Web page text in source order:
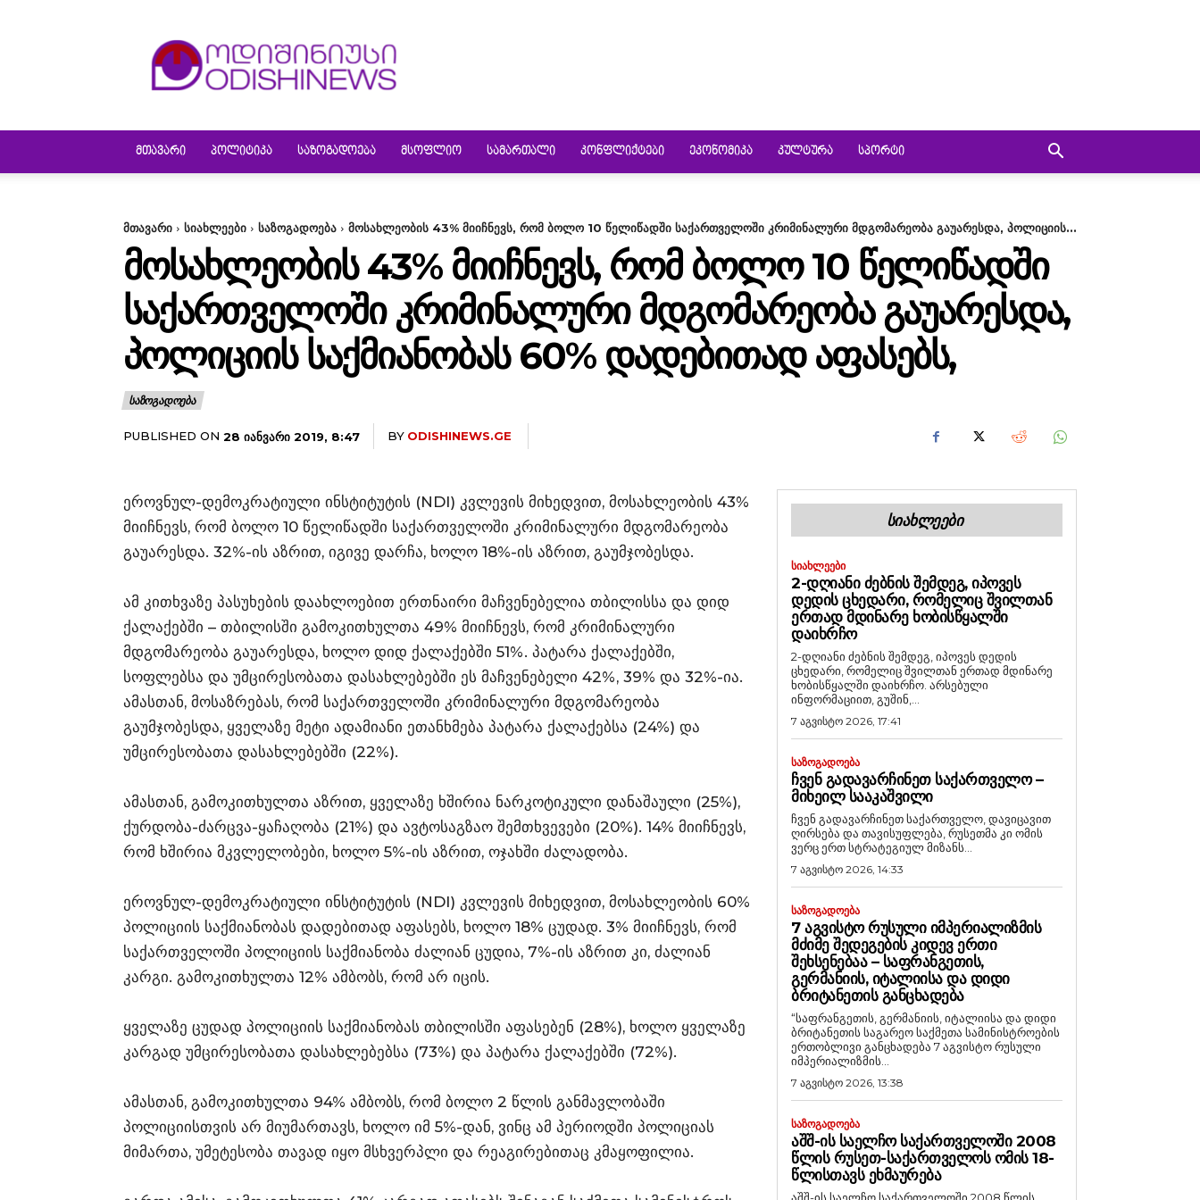
ᲛᲗᲐᲕᲐᲠᲘ ᲞᲝᲚᲘᲢᲘᲙᲐ ᲡᲐᲖᲝᲒᲐᲓᲝᲔᲑᲐ ᲛᲡᲝᲤᲚᲘᲝ ᲡᲐᲛᲐᲠᲗᲐᲚᲘ ᲙᲝᲜᲤᲚᲘᲥᲢᲔᲑᲘ ᲔᲙᲝᲜᲝᲛᲘᲙᲐ ᲙᲣᲚᲢᲣᲠᲐ ᲡᲞᲝᲠᲢᲘ
მთავარი სიახლეები საზოგადოება მოსახლეობის 43% მიიჩნევს, რომ ბოლო 10 წელიწადში საქართველოში კრიმინალური მდგომარეობა გაუარესდა, პოლიციის...
ᲛᲝᲡᲐᲮᲚᲔᲝᲑᲘᲡ 43% ᲛᲘᲘᲩᲜᲔᲕᲡ, ᲠᲝᲛ ᲑᲝᲚᲝ 10 ᲬᲔᲚᲘᲬᲐᲓᲨᲘ
ᲡᲐᲥᲐᲠᲗᲕᲔᲚᲝᲨᲘ ᲙᲠᲘᲛᲘᲜᲐᲚᲣᲠᲘ ᲛᲓᲒᲝᲛᲐᲠᲔᲝᲑᲐ ᲒᲐᲣᲐᲠᲔᲡᲓᲐ,
ᲞᲝᲚᲘᲪᲘᲘᲡ ᲡᲐᲥᲛᲘᲐᲜᲝᲑᲐᲡ 60% ᲓᲐᲓᲔᲑᲘᲗᲐᲓ ᲐᲤᲐᲡᲔᲑᲡ,
ᲡᲐᲖᲝᲒᲐᲓᲝᲔᲑᲐ
PUBLISHED ON 28 ᲘᲐᲜᲕᲐᲠᲘ 2019, 8:47 BY ODISHINEWS.GE
ეროვნულ-დემოკრატიული ინსტიტუტის (NDI) კვლევის მიხედვით, მოსახლეობის 43%
მიიჩნევს, რომ ბოლო 10 წელიწადში საქართველოში კრიმინალური მდგომარეობა
გაუარესდა. 32%-ის აზრით, იგივე დარჩა, ხოლო 18%-ის აზრით, გაუმჯობესდა.
ამ კითხვაზე პასუხების დაახლოებით ერთნაირი მაჩვენებელია თბილისსა და დიდ
ქალაქებში – თბილისში გამოკითხულთა 49% მიიჩნევს, რომ კრიმინალური
მდგომარეობა გაუარესდა, ხოლო დიდ ქალაქებში 51%. პატარა ქალაქებში,
სოფლებსა და უმცირესობათა დასახლებებში ეს მაჩვენებელი 42%, 39% და 32%-ია.
ამასთან, მოსაზრებას, რომ საქართველოში კრიმინალური მდგომარეობა
გაუმჯობესდა, ყველაზე მეტი ადამიანი ეთანხმება პატარა ქალაქებსა (24%) და
უმცირესობათა დასახლებებში (22%).
ამასთან, გამოკითხულთა აზრით, ყველაზე ხშირია ნარკოტიკული დანაშაული (25%),
ქურდობა-ძარცვა-ყაჩაღობა (21%) და ავტოსაგზაო შემთხვევები (20%). 14% მიიჩნევს,
რომ ხშირია მკვლელობები, ხოლო 5%-ის აზრით, ოჯახში ძალადობა.
​ეროვნულ-დემოკრატიული ინსტიტუტის (NDI) კვლევის მიხედვით, მოსახლეობის 60%
პოლიციის საქმიანობას დადებითად აფასებს, ხოლო 18% ცუდად. 3% მიიჩნევს, რომ
საქართველოში პოლიციის საქმიანობა ძალიან ცუდია, 7%-ის აზრით კი, ძალიან
კარგი. გამოკითხულთა 12% ამბობს, რომ არ იცის.
ყველაზე ცუდად პოლიციის საქმიანობას თბილისში აფასებენ (28%), ხოლო ყველაზე
კარგად უმცირესობათა დასახლებებსა (73%) და პატარა ქალაქებში (72%).
ამასთან, გამოკითხულთა 94% ამბობს, რომ ბოლო 2 წლის განმავლობაში
პოლიციისთვის არ მიუმართავს, ხოლო იმ 5%-დან, ვინც ამ პერიოდში პოლიციას
მიმართა, უმეტესობა თავად იყო მსხვერპლი და რეაგირებითაც კმაყოფილია.
ᲡᲘᲐᲮᲚᲔᲔᲑᲘ
ᲡᲘᲐᲮᲚᲔᲔᲑᲘ
2-ᲓᲦᲘᲐᲜᲘ ᲫᲔᲑᲜᲘᲡ ᲨᲔᲛᲓᲔᲒ, ᲘᲞᲝᲕᲔᲡ
ᲓᲔᲓᲘᲡ ᲪᲮᲔᲓᲐᲠᲘ, ᲠᲝᲛᲔᲚᲘᲪ ᲨᲕᲘᲚᲗᲐᲜ
ᲔᲠᲗᲐᲓ ᲛᲓᲘᲜᲐᲠᲔ ᲮᲝᲑᲘᲡᲬᲧᲐᲚᲨᲘ
ᲓᲐᲘᲮᲠᲩᲝ
2-დღიანი ძებნის შემდეგ, იპოვეს დედის
ცხედარი, რომელიც შვილთან ერთად მდინარე
ხობისწყალში დაიხრჩო. არსებული
ინფორმაციით, გუშინ,...
7 აგვისტო 2026, 17:41
ᲡᲐᲖᲝᲒᲐᲓᲝᲔᲑᲐ
ᲩᲕᲔᲜ ᲒᲐᲓᲐᲕᲐᲠᲩᲘᲜᲔᲗ ᲡᲐᲥᲐᲠᲗᲕᲔᲚᲝ –
ᲛᲘᲮᲔᲘᲚ ᲡᲐᲐᲙᲐᲨᲕᲘᲚᲘ
ჩვენ გადავარჩინეთ საქართველო, დავიცავით
ღირსება და თავისუფლება, რუსეთმა კი ომის
ვერც ერთ სტრატეგიულ მიზანს...
7 აგვისტო 2026, 14:33
ᲡᲐᲖᲝᲒᲐᲓᲝᲔᲑᲐ
7 ᲐᲒᲕᲘᲡᲢᲝ ᲠᲣᲡᲣᲚᲘ ᲘᲛᲞᲔᲠᲘᲐᲚᲘᲖᲛᲘᲡ
ᲛᲫᲘᲛᲔ ᲨᲔᲓᲔᲒᲔᲑᲘᲡ ᲙᲘᲓᲔᲕ ᲔᲠᲗᲘ
ᲨᲔᲮᲡᲔᲜᲔᲑᲐᲐ – ᲡᲐᲤᲠᲐᲜᲒᲔᲗᲘᲡ,
ᲒᲔᲠᲛᲐᲜᲘᲘᲡ, ᲘᲢᲐᲚᲘᲘᲡᲐ ᲓᲐ ᲓᲘᲓᲘ
ᲑᲠᲘᲢᲐᲜᲔᲗᲘᲡ ᲒᲐᲜᲪᲮᲐᲓᲔᲑᲐ
“საფრანგეთის, გერმანიის, იტალიისა და დიდი
ბრიტანეთის საგარეო საქმეთა სამინისტროების
ერთობლივი განცხადება 7 აგვისტო რუსული
იმპერიალიზმის...
7 აგვისტო 2026, 13:38
ᲡᲐᲖᲝᲒᲐᲓᲝᲔᲑᲐ
ᲐᲨᲨ-ᲘᲡ ᲡᲐᲔᲚᲩᲝ ᲡᲐᲥᲐᲠᲗᲕᲔᲚᲝᲨᲘ 2008
ᲬᲚᲘᲡ ᲠᲣᲡᲔᲗ-ᲡᲐᲥᲐᲠᲗᲕᲔᲚᲝᲡ ᲝᲛᲘᲡ 18-
ᲬᲚᲘᲡᲗᲐᲕᲡ ᲔᲮᲛᲐᲣᲠᲔᲑᲐ